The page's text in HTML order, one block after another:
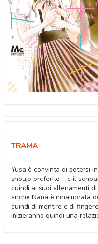
TRAMA
Yusa è convinta di potersi
shoujo preferito – e il
quindi ai suoi allenamenti
anche Nana è innamorata
quindi di mentire e di
inizieranno quindi una